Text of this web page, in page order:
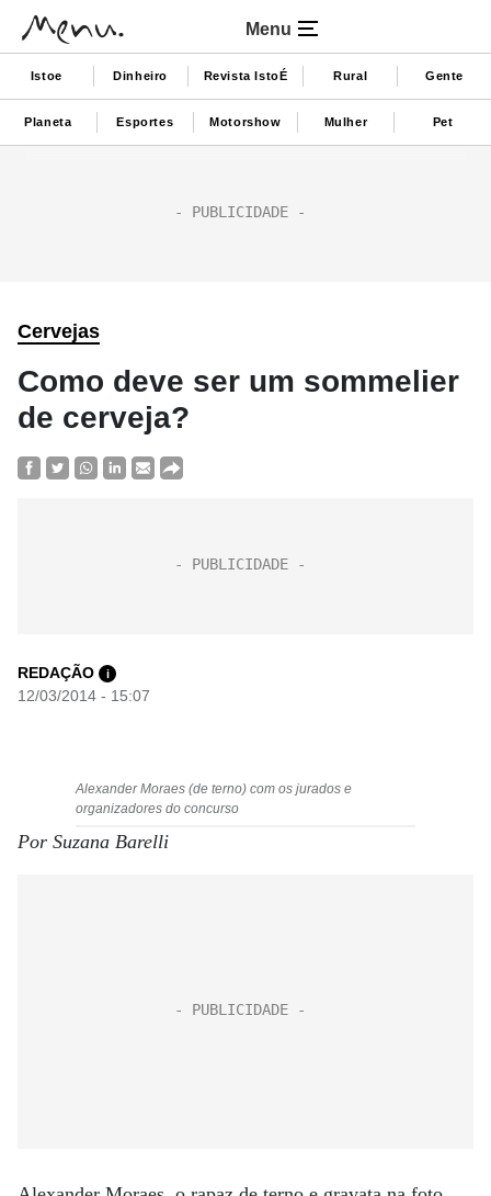
Menu
Istoe Dinheiro Revista IstoÉ Rural Gente
Planeta Esportes Motorshow Mulher Pet
Cervejas
Como deve ser um sommelier
de cerveja?
REDAÇÃO i
12/03/2014 - 15:07
Alexander Moraes (de terno) com os jurados e
organizadores do concurso
Por Suzana Barelli